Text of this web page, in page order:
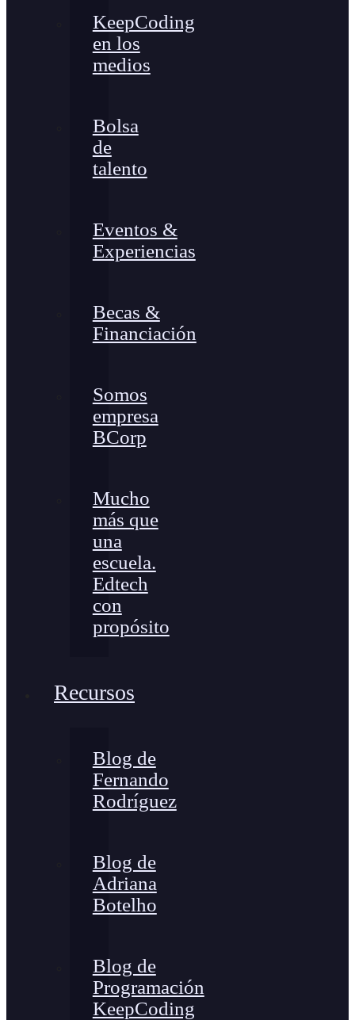
KeepCoding
en los
medios
Bolsa
de
talento
Eventos &
Experiencias
Becas &
Financiación
Somos
empresa
BCorp
Mucho
más que
una
escuela.
Edtech
con
propósito
Recursos
Blog de
Fernando
Rodríguez
Blog de
Adriana
Botelho
Blog de
Programación
KeepCoding